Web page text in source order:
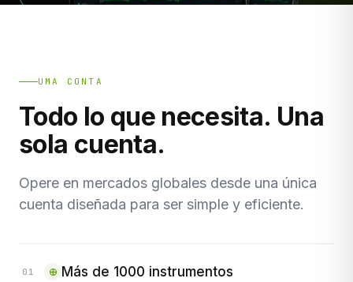
UMA CONTA
Todo lo que necesita. Una
sola cuenta.
Opere en mercados globales desde una única
cuenta diseñada para ser simple y eficiente.
01 Más de 1000 instrumentos